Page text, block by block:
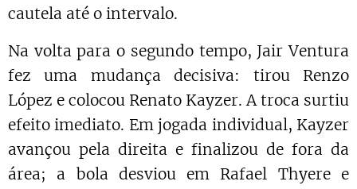
cautela até o intervalo.
Na volta para o segundo tempo, Jair Ventura
fez uma mudança decisiva: tirou Renzo
López e colocou Renato Kayzer. A troca surtiu
efeito imediato. Em jogada individual, Kayzer
avançou pela direita e finalizou de fora da
área; a bola desviou em Rafael Thyere e